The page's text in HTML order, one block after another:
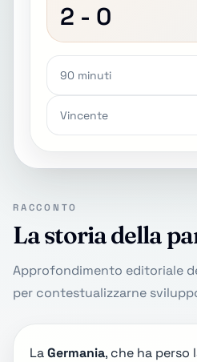
2 - 0
90 minuti
Vincente
RACCONTO
La storia della
Approfondimento editoriale
per contestualizzarne
LaGermania, che ha perso